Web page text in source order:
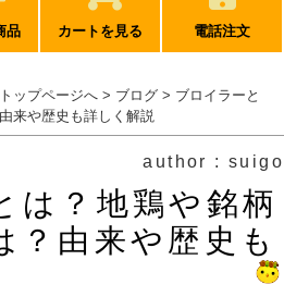
品 カートを見る 電話注文
ップページへ > ブログ > ブロイラーと
来や歴史も詳しく解説
author : suigo
は？地鶏や銘柄
？由来や歴史も